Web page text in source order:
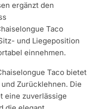
ergänzt den
Taco
und Liegeposition
einnehmen.
Taco bietet
Zurücklehnen. Die
eine zuverlässige